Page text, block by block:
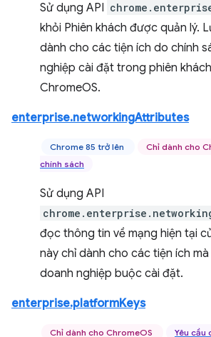
Sử dụng API
khỏi Phiên khách được quản lý.
dành cho các tiện ích do chính
nghiệp cài đặt trong phiên
ChromeOS.
enterprise.networkingAttributes
Chrome 85 trở lên Chỉ dành cho
chính sách
Sử dụng API
đọc thông tin về mạng hiện tại
này chỉ dành cho các tiện ích
doanh nghiệp buộc cài đặt.
enterprise.platformKeys
Chỉ dành cho ChromeOS Yêu cầu